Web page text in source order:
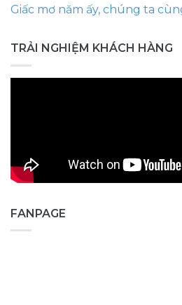
Giấc mơ năm ấy, chúng ta
TRẢI NGHIỆM KHÁCH HÀNG
FANPAGE